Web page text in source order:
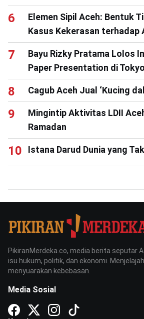
Elemen Sipil Aceh: Bentuk
Kasus Kekerasan terhadap
Bayu Rizky Pratama Lolos
Paper Presentation di Tokyo
Cagub Aceh Jual ‘Kucing
Mingintip Aktivitas LDII
Ramadan
Istana Darud Dunia yang
PikiranMerdeka.co, media berita seputar
isu hukum, politik, dan ekonomi.
menyuarakan kebebasan.
Media Sosial